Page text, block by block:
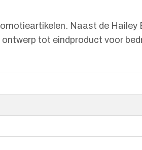
Naast de Hailey
tot eindproduct voor